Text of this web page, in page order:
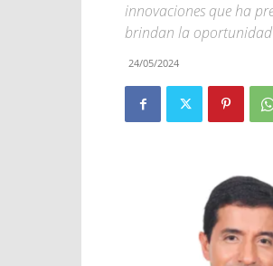
innovaciones que ha
brindan la oportunidad
24/05/2024